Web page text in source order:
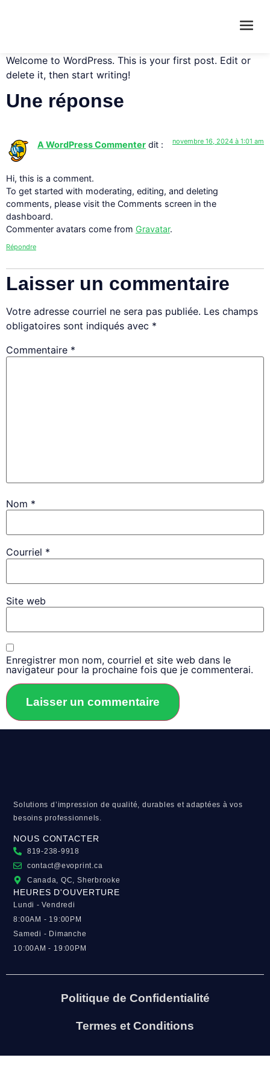
Welcome to WordPress. This is your first post. Edit or
delete it, then start writing!
Une réponse
A WordPress Commenter dit : novembre 16, 2024 à 1:01 am
Hi, this is a comment.
To get started with moderating, editing, and deleting
comments, please visit the Comments screen in the
dashboard.
Commenter avatars come from Gravatar.
Répondre
Laisser un commentaire
Votre adresse courriel ne sera pas publiée. Les champs
obligatoires sont indiqués avec *
Commentaire *
Nom *
Courriel *
Site web
Enregistrer mon nom, courriel et site web dans le
navigateur pour la prochaine fois que je commenterai.
Solutions d’impression de qualité, durables et adaptées à vos
besoins professionnels.
NOUS CONTACTER
819-238-9918
contact@evoprint.ca
Canada, QC, Sherbrooke
HEURES D'OUVERTURE
Lundi - Vendredi
8:00AM - 19:00PM
Samedi - Dimanche
10:00AM - 19:00PM
Politique de Confidentialité
Termes et Conditions